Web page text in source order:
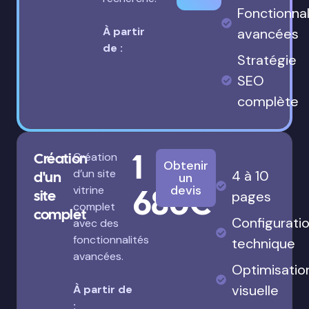
À partir
de :
avancées
Stratégie
SEO
complète
Création
d'un
site
complet
Création
d’un site
vitrine
complet
avec des
fonctionnalités
avancées.
À partir de
:
1
680€
Obtenir
un
devis
4 à 10
pages
technique
visuelle